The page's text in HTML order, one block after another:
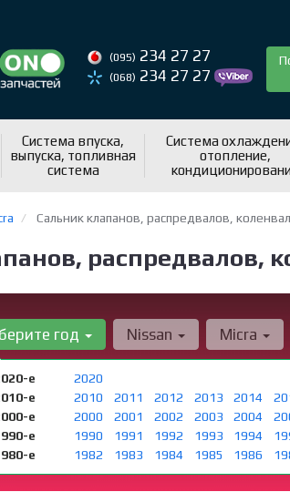
(095) 234 27 27
(068) 234 27 27
Система впуска,
выпуска, топливная
система
Система
отопление,
Сальник клапанов, распредвалов,
распредвалов,
год
е
2020
е
2010 2011 2012 2013 2014
е
2000 2001 2002 2003 2004
е
1990 1991 1992 1993 1994
е
1982 1983 1984 1985 1986
Nissan Micra